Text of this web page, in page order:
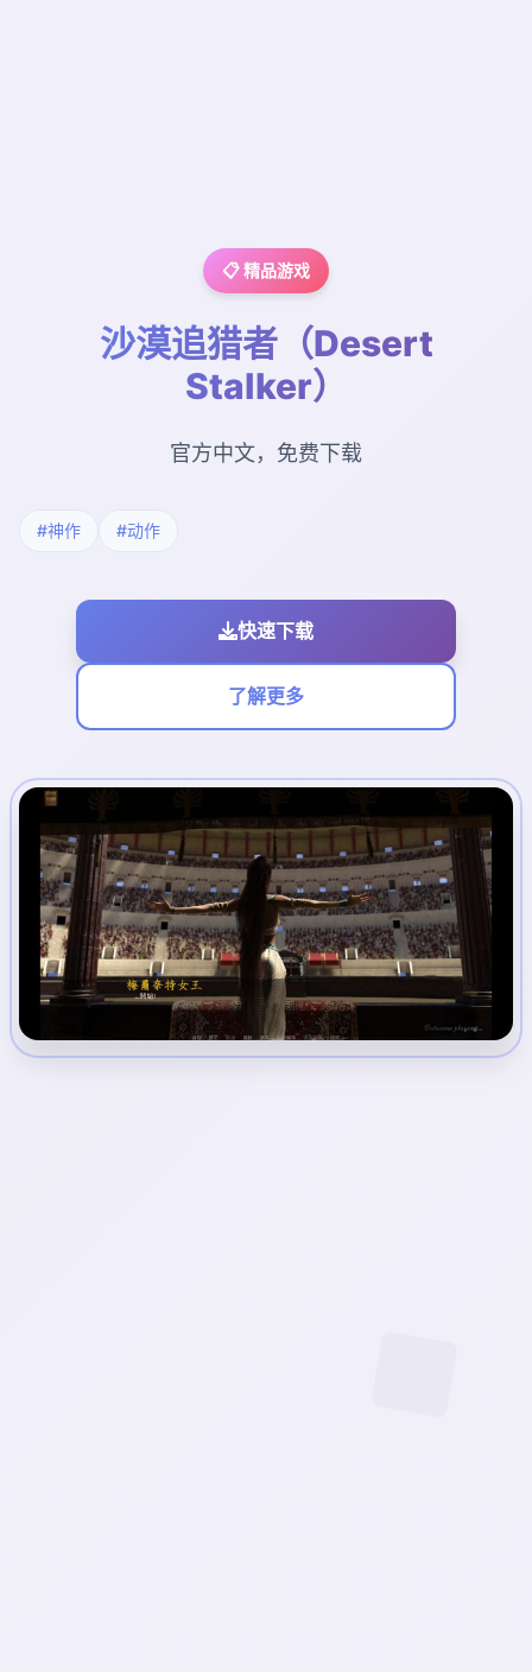
📋 精品游戏
沙漠追猎者（Desert
Stalker）
官方中文，免费下载
#神作 #动作
快速下载
了解更多